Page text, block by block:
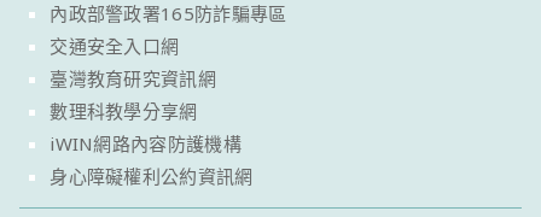
內政部警政署165防詐騙專區
交通安全入口網
臺灣教育研究資訊網
數理科教學分享網
iWIN網路內容防護機構
身心障礙權利公約資訊網